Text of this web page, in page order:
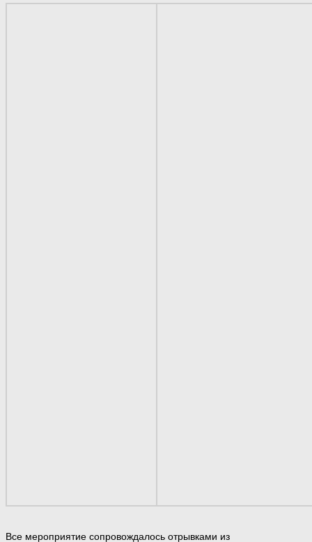
Все мероприятие сопровождалось отрывками из